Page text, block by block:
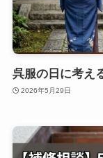
呉服の日に考え
2026年5月29日